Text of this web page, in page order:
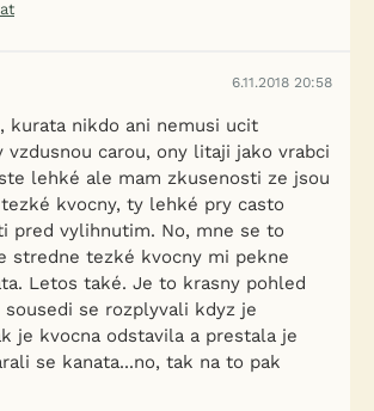
6.11.2018 20:58
kurata nikdo ani nemusi ucit
vzdusnou carou, ony litaji jako vrabci
lehké ale mam zkusenosti ze jsou
kvocny, ty lehké pry casto
pred vylihnutim. No, mne se to
stredne tezké kvocny mi pekne
Letos také. Je to krasny pohled
se rozplyvali kdyz je
je kvocna odstavila a prestala je
se kanata...no, tak na to pak